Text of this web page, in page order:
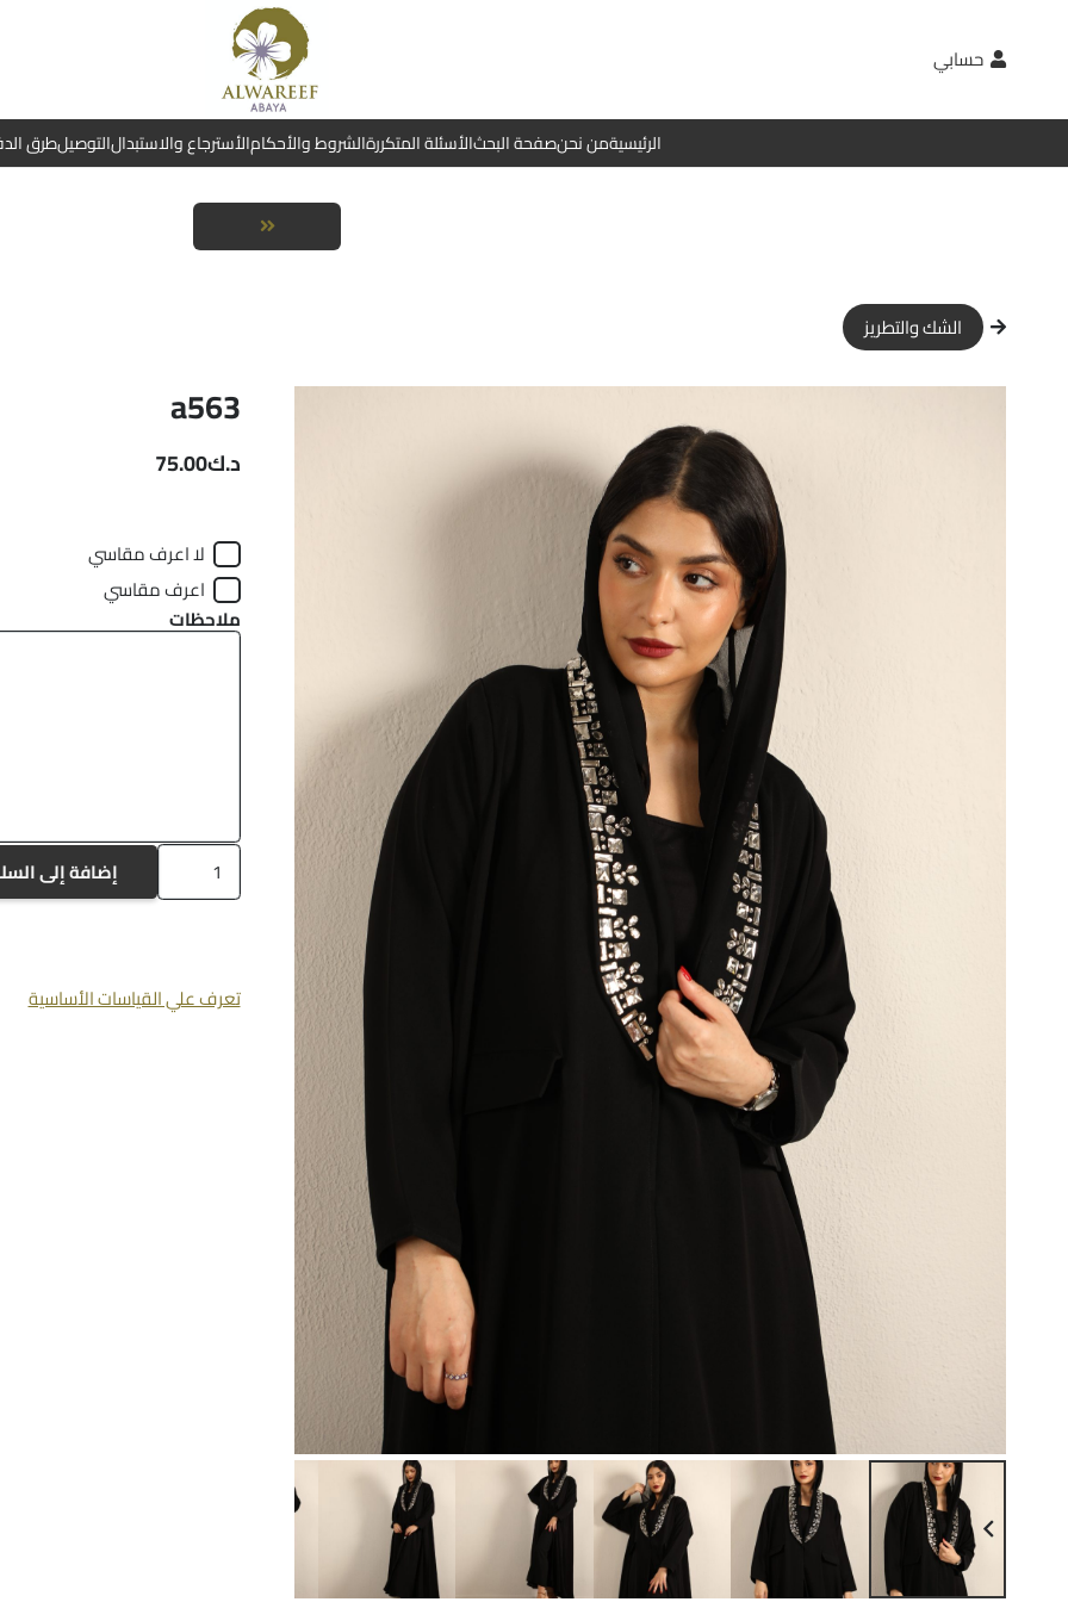
حسابي
الرئيسيةمن نحنصفحة البحثالأسئلة المتكررةالشروط والأحكامالأسترجاع والاستبدالالتوصيلطرق
الشك والتطريز
a563
د.ك75.00
لا اعرف مقاسي
اعرف مقاسي
ملاحظات
كمية
a563
إضافة إلى
تعرف علي القياسات الأساسية